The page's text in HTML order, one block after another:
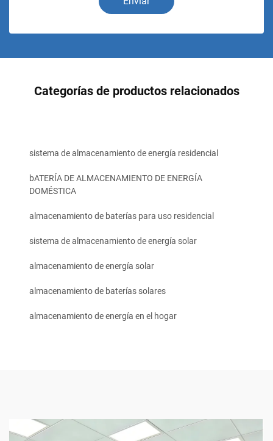
Categorías de productos relacionados
sistema de almacenamiento de energía residencial
bATERÍA DE ALMACENAMIENTO DE ENERGÍA
DOMÉSTICA
almacenamiento de baterías para uso residencial
sistema de almacenamiento de energía solar
almacenamiento de energía solar
almacenamiento de baterías solares
almacenamiento de energía en el hogar